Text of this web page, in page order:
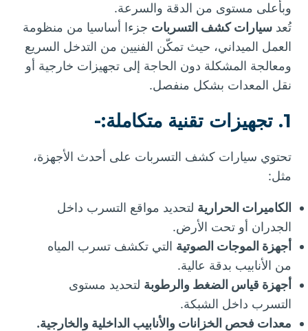
وبأعلى مستوى من الدقة والسرعة.
تُعد سيارات كشف التسربات جزءا أساسيا من منظومة
العمل الميداني، حيث تمكّن الفنيين من التدخل السريع
ومعالجة المشكلة دون الحاجة إلى تجهيزات خارجية أو
نقل المعدات بشكل منفصل.
1. تجهيزات تقنية متكاملة:-
تحتوي سيارات كشف التسربات على أحدث الأجهزة،
مثل:
الكاميرات الحرارية لتحديد مواقع التسرب داخل
الجدران أو تحت الأرض.
أجهزة الموجات الصوتية التي تكشف تسرب المياه
من الأنابيب بدقة عالية.
أجهزة قياس الضغط والرطوبة لتحديد مستوى
التسرب داخل الشبكة.
معدات فحص الخزانات والأنابيب الداخلية والخارجية.